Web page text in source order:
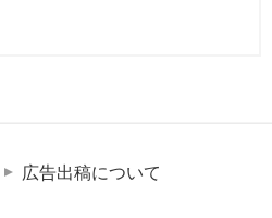
広告出稿について